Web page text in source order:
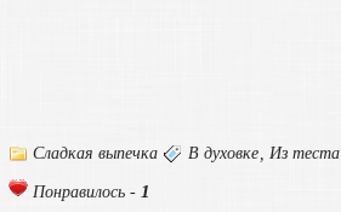
Сладкая выпечка В духовке, Из теста
Понравилось -1